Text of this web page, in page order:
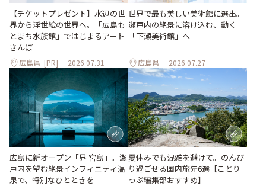
【チケットプレゼント】水辺の世
界から浮世絵の世界へ。「広島も
とまち水族館」ではじまるアート
さんぽ
広島県 [PR] 2026.07.31
世界で最も美しい美術館に選出。
瀬戸内の絶景に溶け込む、動く
「下瀬美術館」へ
広島県 2026.07.27
広島に新オープン「界 宮島」。瀬
戸内を望む絶景インフィニティ温
泉で、特別なひとときを
夏休みでも混雑を避けて。のんび
り過ごせる国内旅先6選【ことり
っぷ編集部おすすめ】